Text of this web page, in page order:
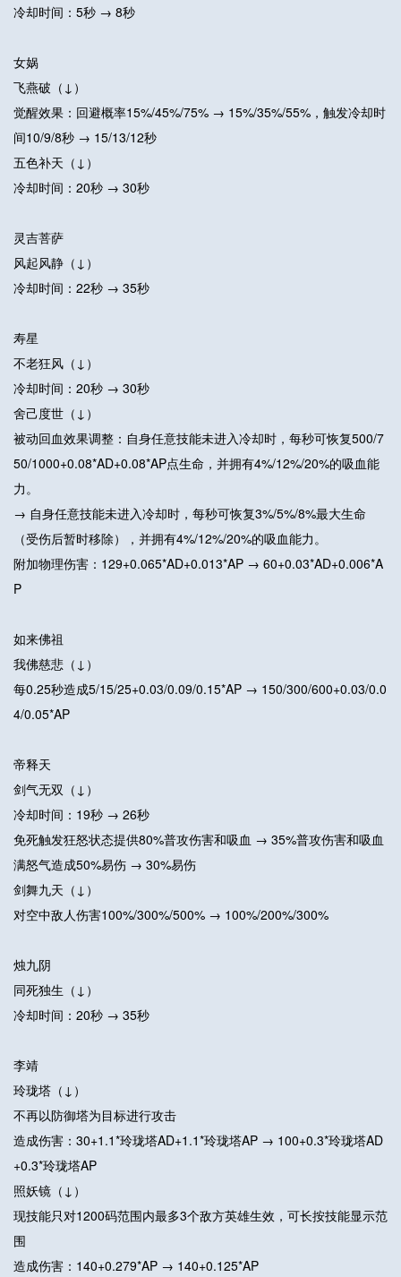
冷却时间：5秒 → 8秒
女娲
飞燕破（↓）
觉醒效果：回避概率15%/45%/75% → 15%/35%/55%，触发冷却时
间10/9/8秒 → 15/13/12秒
五色补天（↓）
冷却时间：20秒 → 30秒
灵吉菩萨
风起风静（↓）
冷却时间：22秒 → 35秒
寿星
不老狂风（↓）
冷却时间：20秒 → 30秒
舍己度世（↓）
被动回血效果调整：自身任意技能未进入冷却时，每秒可恢复500/7
50/1000+0.08*AD+0.08*AP点生命，并拥有4%/12%/20%的吸血能
力。
→ 自身任意技能未进入冷却时，每秒可恢复3%/5%/8%最大生命
（受伤后暂时移除），并拥有4%/12%/20%的吸血能力。
附加物理伤害：129+0.065*AD+0.013*AP → 60+0.03*AD+0.006*A
P
如来佛祖
我佛慈悲（↓）
每0.25秒造成5/15/25+0.03/0.09/0.15*AP → 150/300/600+0.03/0.0
4/0.05*AP
帝释天
剑气无双（↓）
冷却时间：19秒 → 26秒
免死触发狂怒状态提供80%普攻伤害和吸血 → 35%普攻伤害和吸血
满怒气造成50%易伤 → 30%易伤
剑舞九天（↓）
对空中敌人伤害100%/300%/500% → 100%/200%/300%
烛九阴
同死独生（↓）
冷却时间：20秒 → 35秒
李靖
玲珑塔（↓）
不再以防御塔为目标进行攻击
造成伤害：30+1.1*玲珑塔AD+1.1*玲珑塔AP → 100+0.3*玲珑塔AD
+0.3*玲珑塔AP
照妖镜（↓）
现技能只对1200码范围内最多3个敌方英雄生效，可长按技能显示范
围
造成伤害：140+0.279*AP → 140+0.125*AP